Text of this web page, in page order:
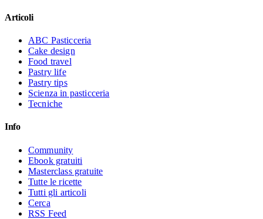
Articoli
ABC Pasticceria
Cake design
Food travel
Pastry life
Pastry tips
Scienza in pasticceria
Tecniche
Info
Community
Ebook gratuiti
Masterclass gratuite
Tutte le ricette
Tutti gli articoli
Cerca
RSS Feed